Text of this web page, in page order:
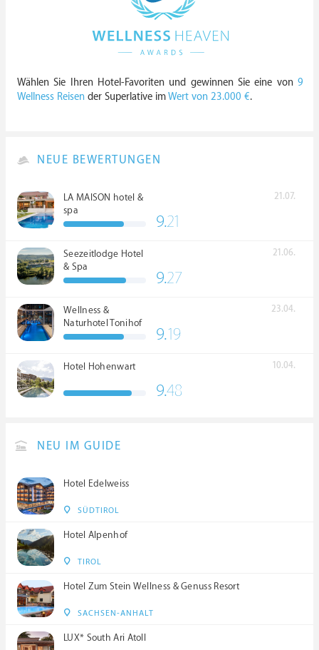
Wählen Sie Ihren Hotel-Favoriten und gewinnen Sie eine von 9
Wellness Reisen der Superlative imWert von 23.000 €.
NEUE BEWERTUNGEN
LA MAISON hotel &
spa
21.07.
9.21
Seezeitlodge Hotel
& Spa
21.06.
9.27
Wellness &
Naturhotel Tonihof
****S
23.04.
9.19
Hotel Hohenwart 10.04.
9.48
NEU IM GUIDE
Hotel Edelweiss
SÜDTIROL
Hotel Alpenhof
TIROL
Hotel Zum Stein Wellness & Genuss Resort
SACHSEN-ANHALT
LUX* South Ari Atoll